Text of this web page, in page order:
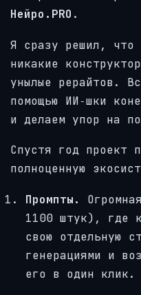
Нейро.PRO .
Я сразу решил, что
никакие
унылые рерайтов.
помощью ИИ‑шки
и делаем упор на
Спустя год проект
полноценную
Промпты.
1100 штук), где
свою отдельную
генерациями и
его в один клик.